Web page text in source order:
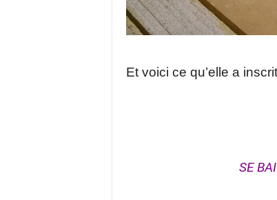
Et voici ce qu’elle a
SE